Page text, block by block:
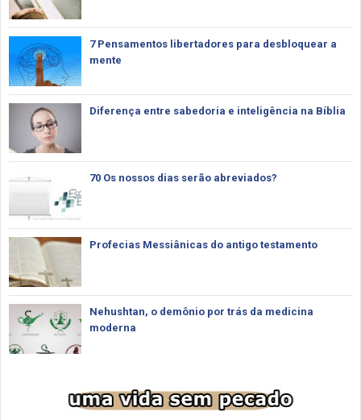
7 Pensamentos libertadores para desbloquear a
mente
Diferença entre sabedoria e inteligência na Bíblia
70 Os nossos dias serão abreviados?
Profecias Messiânicas do antigo testamento
Nehushtan, o demônio por trás da medicina
moderna